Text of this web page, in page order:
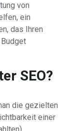
von
ein
das Ihren
SEO?
die gezielten
einer